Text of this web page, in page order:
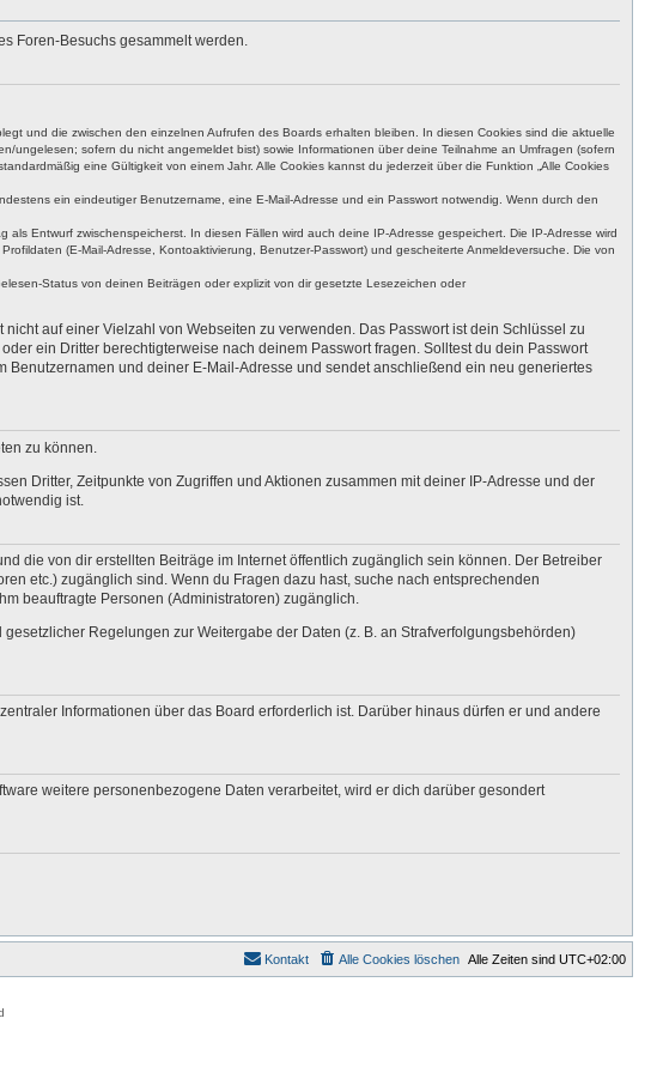
Foren-Besuchs gesammelt werden.
und die zwischen den einzelnen Aufrufen des Boards erhalten bleiben. In diesen Cookies sind die aktuelle
sofern du nicht angemeldet bist) sowie Informationen über deine Teilnahme an Umfragen (sofern
eine Gültigkeit von einem Jahr. Alle Cookies kannst du jederzeit über die Funktion „Alle Cookies
ein eindeutiger Benutzername, eine E-Mail-Adresse und ein Passwort notwendig. Wenn durch den
Entwurf zwischenspeicherst. In diesen Fällen wird auch deine IP-Adresse gespeichert. Die IP-Adresse wird
(E-Mail-Adresse, Kontoaktivierung, Benutzer-Passwort) und gescheiterte Anmeldeversuche. Die von
Status von deinen Beiträgen oder explizit von dir gesetzte Lesezeichen oder
auf einer Vielzahl von Webseiten zu verwenden. Das Passwort ist dein Schlüssel zu
ein Dritter berechtigterweise nach deinem Passwort fragen. Solltest du dein Passwort
Benutzernamen und deiner E-Mail-Adresse und sendet anschließend ein neu generiertes
zu können.
Dritter, Zeitpunkte von Zugriffen und Aktionen zusammen mit deiner IP-Adresse und der
ist.
die von dir erstellten Beiträge im Internet öffentlich zugänglich sein können. Der Betreiber
etc.) zugänglich sind. Wenn du Fragen dazu hast, suche nach entsprechenden
beauftragte Personen (Administratoren) zugänglich.
Regelungen zur Weitergabe der Daten (z. B. an Strafverfolgungsbehörden)
Informationen über das Board erforderlich ist. Darüber hinaus dürfen er und andere
weitere personenbezogene Daten verarbeitet, wird er dich darüber gesondert
Alle Zeiten sind UTC+02:00
Alle Cookies löschen
Kontakt